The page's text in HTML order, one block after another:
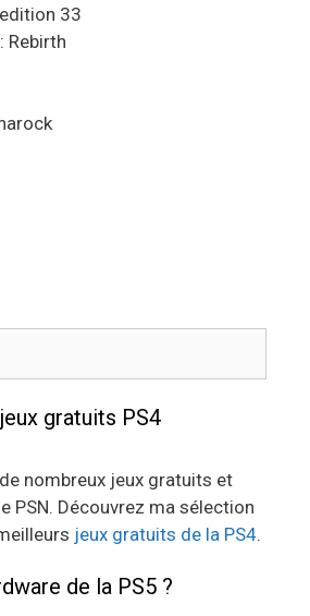
33
Rebirth
gratuits PS4
nombreux jeux gratuits et
PSN. Découvrez ma sélection
jeux gratuits de la PS4.
de la PS5 ?